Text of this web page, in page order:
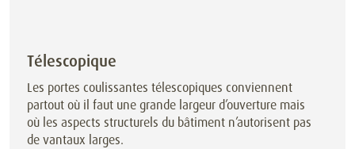
Téle­scopique
Les portes coulissantes télescopiques conviennent
partout où il faut une grande largeur d’ouverture mais
où les aspects structurels du bâtiment n’autorisent pas
de vantaux larges.